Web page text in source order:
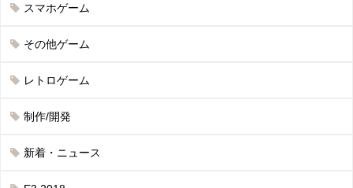
スマホゲーム
その他ゲーム
レトロゲーム
制作/開発
新着・ニュース